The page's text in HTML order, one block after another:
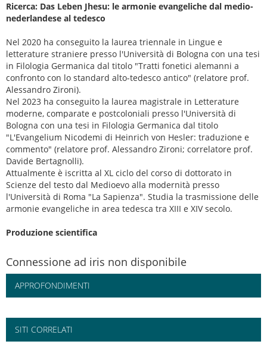
Ricerca: Das Leben Jhesu: le armonie evangeliche dal medio-
nederlandese al tedesco
Nel 2020 ha conseguito la laurea triennale in Lingue e
letterature straniere presso l'Università di Bologna con una tesi
in Filologia Germanica dal titolo "Tratti fonetici alemanni a
confronto con lo standard alto-tedesco antico" (relatore prof.
Alessandro Zironi).
Nel 2023 ha conseguito la laurea magistrale in Letterature
moderne, comparate e postcoloniali presso l'Università di
Bologna con una tesi in Filologia Germanica dal titolo
"L'Evangelium Nicodemi di Heinrich von Hesler: traduzione e
commento" (relatore prof. Alessandro Zironi; correlatore prof.
Davide Bertagnolli).
Attualmente è iscritta al XL ciclo del corso di dottorato in
Scienze del testo dal Medioevo alla modernità presso
l'Università di Roma "La Sapienza". Studia la trasmissione delle
armonie evangeliche in area tedesca tra XIII e XIV secolo.
Produzione scientifica
Connessione ad iris non disponibile
APPROFONDIMENTI
SITI CORRELATI